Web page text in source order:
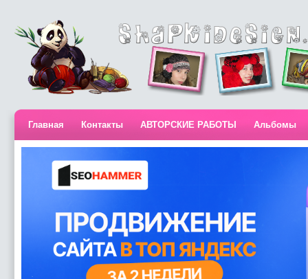
Главная Контакты АВТОРСКИЕ РАБОТЫ Альбомы